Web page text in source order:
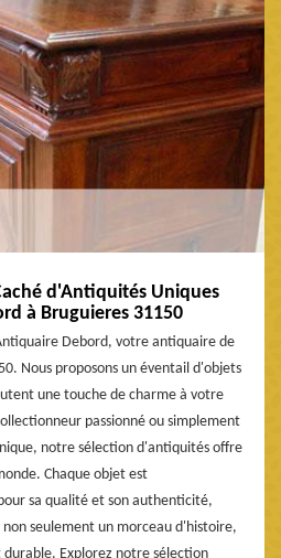
d'Antiquités Uniques
à Bruguieres 31150
Debord, votre antiquaire de
Nous proposons un éventail d'objets
une touche de charme à votre
passionné ou simplement
notre sélection d'antiquités offre
Chaque objet est
sa qualité et son authenticité,
seulement un morceau d'histoire,
durable. Explorez notre sélection